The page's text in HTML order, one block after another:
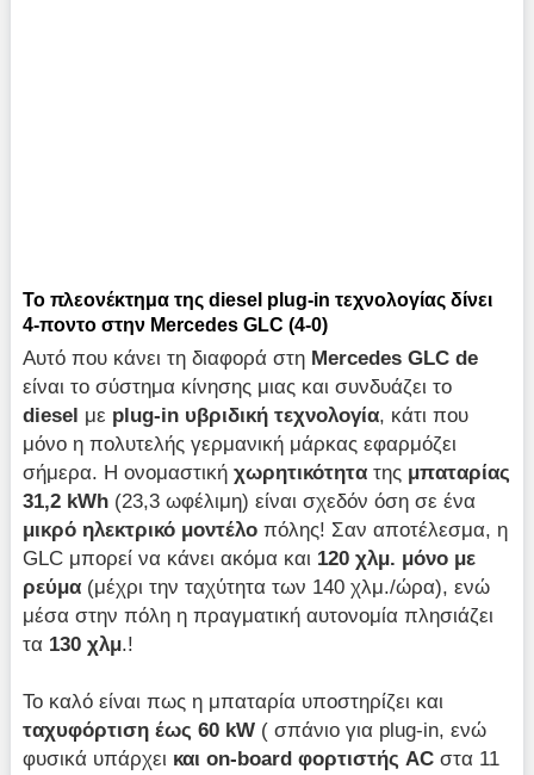
Το πλεονέκτημα της diesel plug-in τεχνολογίας δίνει
4-ποντο στην Mercedes GLC (4-0)
Αυτό που κάνει τη διαφορά στη Μercedes GLC de
είναι το σύστημα κίνησης μιας και συνδυάζει το
diesel
με p lug-in υβριδική τεχνολογία, κάτι που
μόνο η πολυτελής γερμανική μάρκας εφαρμόζει
σήμερα. Η ονομαστικήχωρητικότητα της μπαταρίας
31,2 kWh (23,3 ωφέλιμη) είναι σχεδόν όση σε ένα
μικρό ηλεκτρικό μοντέλοπόλης! Σαν αποτέλεσμα, η
GLC μπορεί να κάνει ακόμα και 120 χλμ. μόνο με
ρεύμα (μέχρι την ταχύτητα των 140 χλμ./ώρα), ενώ
μέσα στην πόλη η πραγματική αυτονομία πλησιάζει
τα 130 χλμ.!
Το καλό είναι πως η μπαταρία υποστηρίζει και
ταχυφόρτιση έως 60 kW ( σπάνιο για plug-in, ενώ
φυσικά υπάρχει και on-board φορτιστής AC στα 11